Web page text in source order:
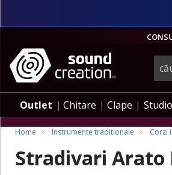
muzicale,
Outlet Chitare Clape Studio
Home Instrumente traditionale Corzi
Stradivari Arato